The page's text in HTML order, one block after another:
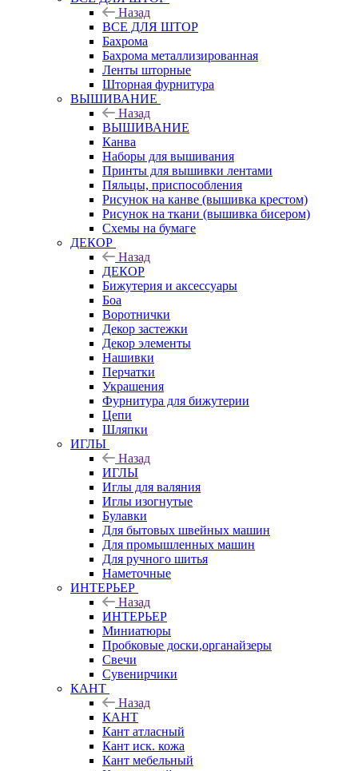
Назад
ВСЕ ДЛЯ ШТОР
Бахрома
Бахрома металлизированная
Ленты шторные
Шторная фурнитура
ВЫШИВАНИЕ
Назад
ВЫШИВАНИЕ
Канва
Наборы для вышивания
Принты для вышивки лентами
Пяльцы, приспособления
Рисунок на канве (вышивка крестом)
Рисунок на ткани (вышивка бисером)
Схемы на бумаге
ДЕКОР
Назад
ДЕКОР
Бижутерия и аксессуары
Боа
Воротнички
Декор застежки
Декор элементы
Нашивки
Перчатки
Украшения
Фурнитура для бижутерии
Цепи
Шляпки
ИГЛЫ
Назад
ИГЛЫ
Иглы для валяния
Иглы изогнутые
Булавки
Для бытовых швейных машин
Для промышленных машин
Для ручного шитья
Наметочные
ИНТЕРЬЕР
Назад
ИНТЕРЬЕР
Миниатюры
Пробковые доски,органайзеры
Свечи
Сувенирчики
КАНТ
Назад
КАНТ
Кант атласный
Кант иск. кожа
Кант мебельный